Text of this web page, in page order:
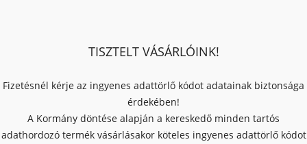
TISZTELT VÁSÁRLÓINK!
Fizetésnél kérje az ingyenes adattörlő kódot adatainak biztonsága
érdekében!
A Kormány döntése alapján a kereskedő minden tartós
adathordozó termék vásárlásakor köteles ingyenes adattörlő kódot